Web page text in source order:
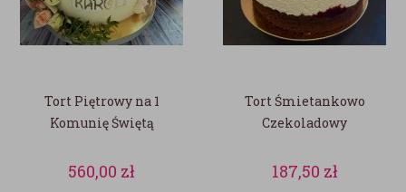
Tort Piętrowy na 1
Komunię Świętą
560,00 zł
Tort Śmietankowo
Czekoladowy
187,50 zł